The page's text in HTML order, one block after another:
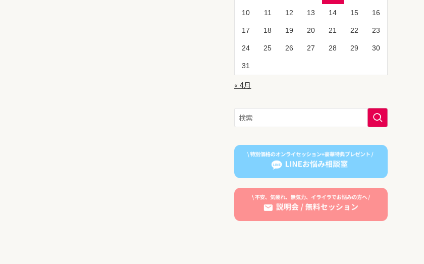
10 11 12 13 14 15 16
17 18 19 20 21 22 23
24 25 26 27 28 29 30
31
« 4月